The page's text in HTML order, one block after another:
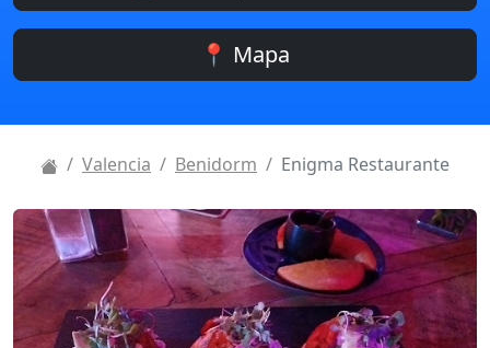
📍 Mapa
Valencia Benidorm Enigma Restaurante